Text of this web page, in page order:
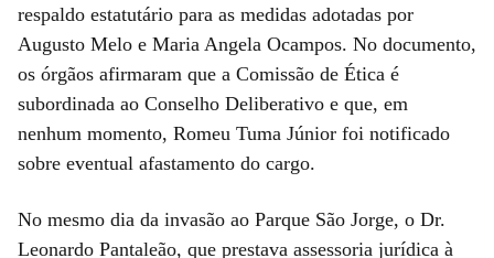
respaldo estatutário para as medidas adotadas por
Augusto Melo e Maria Angela Ocampos. No documento,
os órgãos afirmaram que a Comissão de Ética é
subordinada ao Conselho Deliberativo e que, em
nenhum momento, Romeu Tuma Júnior foi notificado
sobre eventual afastamento do cargo.
No mesmo dia da invasão ao Parque São Jorge, o Dr.
Leonardo Pantaleão, que prestava assessoria jurídica à